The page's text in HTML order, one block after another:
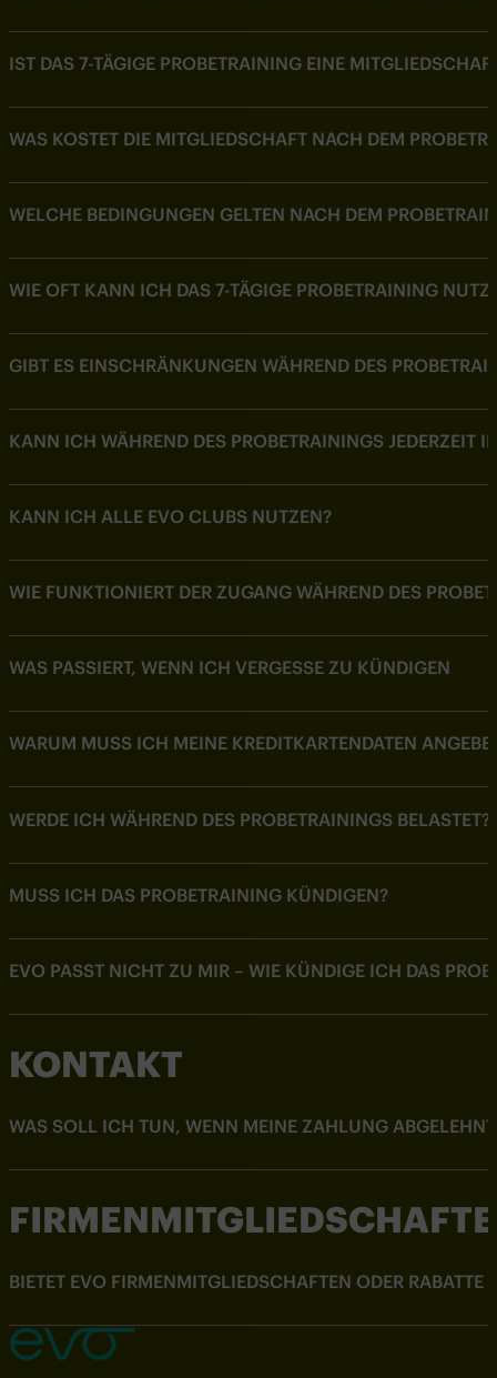
IST DAS 7-TÄGIGE PROBETRAINING EINE
WAS KOSTET DIE MITGLIEDSCHAFT NACH DEM
WELCHE BEDINGUNGEN GELTEN NACH DEM
WIE OFT KANN ICH DAS 7-TÄGIGE PROBETRAINING
GIBT ES EINSCHRÄNKUNGEN WÄHREND DES
KANN ICH WÄHREND DES PROBETRAININGS JEDERZEIT
KANN ICH ALLE EVO CLUBS NUTZEN?
WIE FUNKTIONIERT DER ZUGANG WÄHREND DES
WAS PASSIERT, WENN ICH VERGESSE ZU KÜNDIGEN
WARUM MUSS ICH MEINE KREDITKARTENDATEN
WERDE ICH WÄHREND DES PROBETRAININGS BELASTET?
MUSS ICH DAS PROBETRAINING KÜNDIGEN?
EVO PASST NICHT ZU MIR – WIE KÜNDIGE ICH DAS
KONTAKT
WAS SOLL ICH TUN, WENN MEINE ZAHLUNG
BIETET EVO FIRMENMITGLIEDSCHAFTEN ODER RABATTE